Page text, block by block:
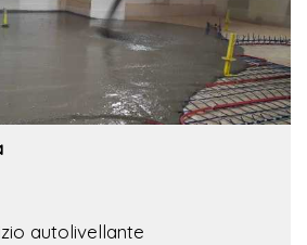
autolivellante